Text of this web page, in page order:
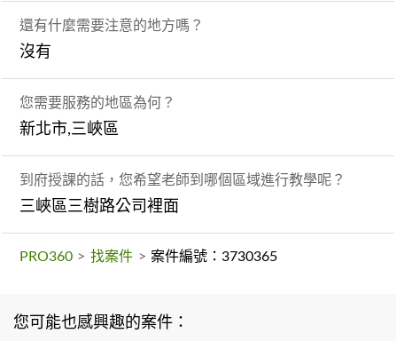
還有什麼需要注意的地方嗎？
沒有
您需要服務的地區為何？
新北市,三峽區
到府授課的話，您希望老師到哪個區域進行教學呢？
三峽區三樹路公司裡面
PRO360 > 找案件 > 案件編號：3730365
您可能也感興趣的案件：